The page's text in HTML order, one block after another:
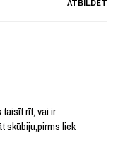
ATBILDĒT
rīt, vai ir
skūbiju,pirms liek